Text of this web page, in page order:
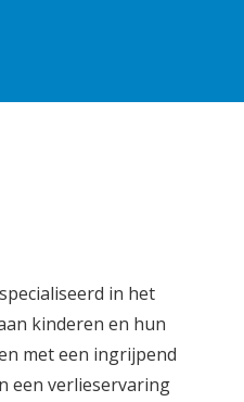
in het
kinderen en hun
met een ingrijpend
een verlieservaring